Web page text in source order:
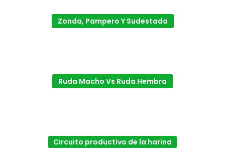
Zonda, Pampero Y Sudestada
Ruda Macho Vs Ruda Hembra
Circuito productivo de la harina